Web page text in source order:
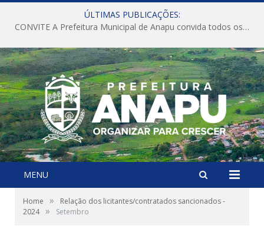
ÚLTIMAS PUBLICAÇÕES:
CONVITE A Prefeitura Municipal de Anapu convida todos os servidores públicos municipais para participarem da Audiência Pública de discussão da Lei de Diretrizes Orçamentárias (LDO), importante instrumento de planejamento das ações e investimentos da Administração Pública para o próximo exercício financeiro.
MENU
Home »
Relação dos licitantes/contratados sancionados -
2024 » Setembro